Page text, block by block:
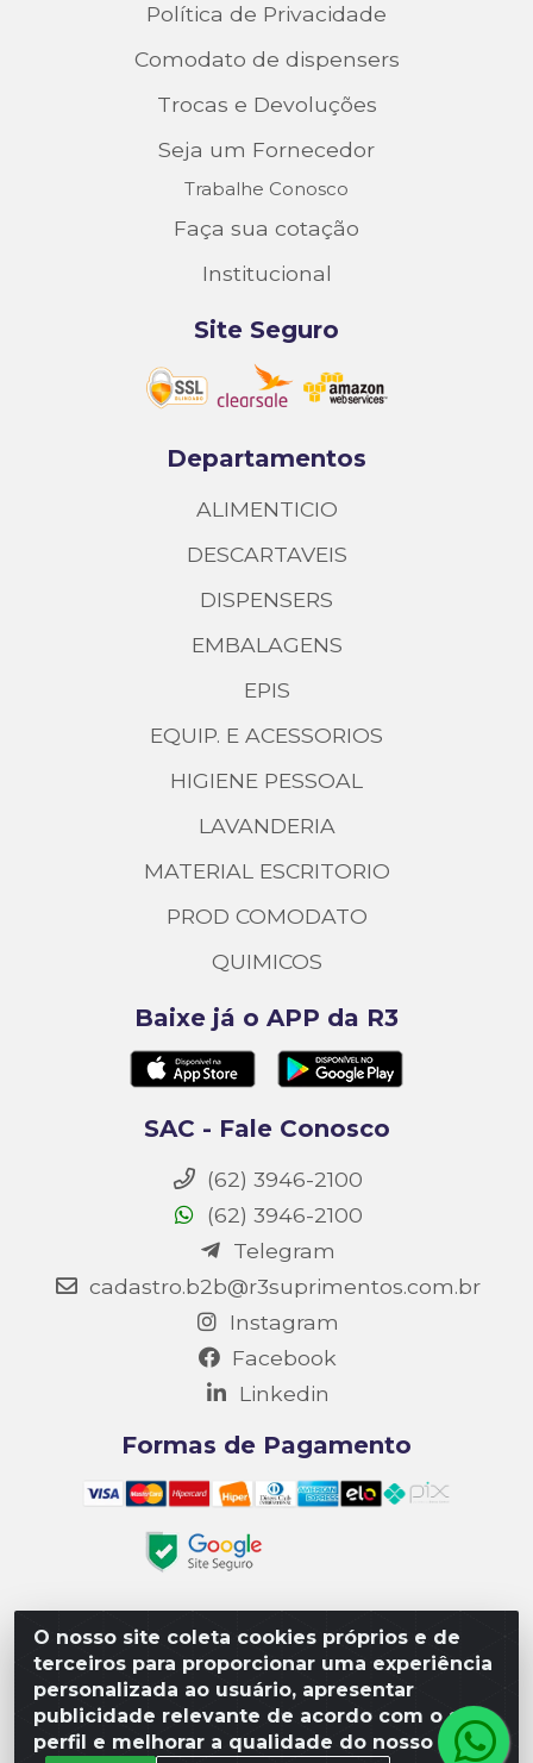
O nosso site coleta cookies próprios e de
terceiros para proporcionar uma experiência
personalizada ao usuário, apresentar
publicidade relevante de acordo com o seu
perfil e melhorar a qualidade do nosso site.
Política de Privacidade
Comodato de dispensers
Trocas e Devoluções
Seja um Fornecedor
Trabalhe Conosco
Faça sua cotação
Institucional
Site Seguro
Departamentos
ALIMENTICIO
DESCARTAVEIS
DISPENSERS
EMBALAGENS
EPIS
EQUIP. E ACESSORIOS
HIGIENE PESSOAL
LAVANDERIA
MATERIAL ESCRITORIO
PROD COMODATO
QUIMICOS
Baixe já o APP da R3
SAC - Fale Conosco
(62) 3946-2100
(62) 3946-2100
Telegram
cadastro.b2b@r3suprimentos.com.br
Instagram
Facebook
Linkedin
Formas de Pagamento
Matriz R3 Suprimentos - Rua 14, Polo Empresarial Goiás
– Etapa III, Quadra: 15; Lote 04, Aparecida de
Goiânia/GO, CEP 74985-182. - CNPJ 10.641.901/0001-16